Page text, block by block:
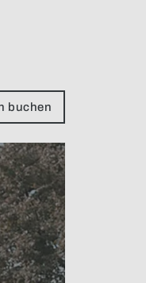
buchen